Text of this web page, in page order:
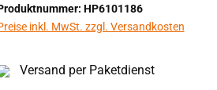
HP6101186
inkl. MwSt. zzgl. Versandkosten
Versand per Paketdienst